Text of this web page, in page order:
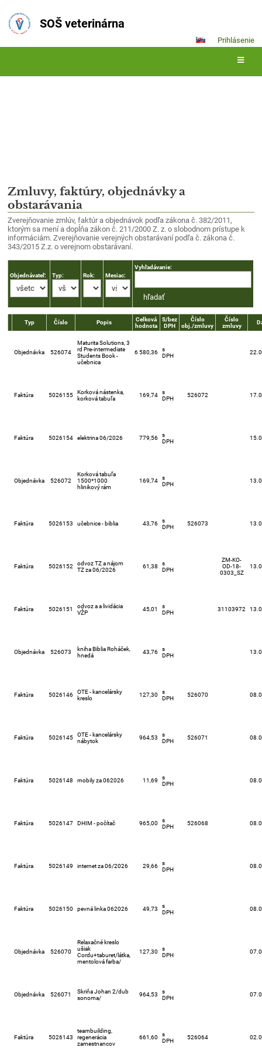
SOŠ veterinárna
Prihlásenie
Zmluvy,
faktúry
Zmluvy, faktúry, objednávky a
obstarávania
Zverejňovanie zmlúv, faktúr a objednávok podľa zákona č. 382/2011,
ktorým sa mení a dopĺňa zákon č. 211/2000 Z. z. o slobodnom prístupe k
informáciám. Zverejňovanie verejných obstarávaní podľa č. zákona č.
343/2015 Z.z. o verejnom obstarávaní.
Objednávateľ: Typ: Rok: Mesiac:
Vyhľadávanie:
Typ Číslo Popis
Celková
hodnota
S/bez
DPH
Číslo
obj./zmluvy
Číslo
zmluvy
Objednávka 526074
Maturita Solutions, 3
rd Pre-intermediate
Students Book -
učebnica
6 580,36
s
DPH
Faktúra 5026155
Korková nástenka,
korková tabuľa
169,74
s
DPH
526072
Faktúra 5026154 elektrina 06/2026 779,56
s
DPH
Objednávka 526072
Korková tabuľa
1500*1000
hlinikový rám
169,74
s
DPH
Faktúra 5026153 učebnice - biblia 43,76
s
DPH
526073
Faktúra 5026152
odvoz TZ a nájom
TZ za 06/2026
61,38
s
DPH
ZM-KO-
OD-18-
0303_SZ
Faktúra 5026151
odvoz a a lividácia
VŽP
45,01
s
DPH
31103972
Objednávka 526073
kniha Biblia Roháček,
hnedá
43,76
s
DPH
Faktúra 5026146
OTE - kancelársky
kreslo
127,30
s
DPH
526070
Faktúra 5026145
OTE - kancelársky
nábytok
964,53
s
DPH
526071
Faktúra 5026148 mobily za 062026 11,69
s
DPH
Faktúra 5026147 DHIM - počítač 965,00
s
DPH
526068
Faktúra 5026149 internet za 06/2026 29,66
s
DPH
Faktúra 5026150 pevná linka 062026 49,73
s
DPH
Objednávka 526070
Relaxačné kreslo
ušiak
Cordu+taburet/látka,
mentolová farba/
127,30
s
DPH
Objednávka 526071
Skriňa Johan 2/dub
sonoma/
964,53
s
DPH
Faktúra 5026143
teambuilding,
regenerácia
zamestnancov
661,60
s
DPH
526064